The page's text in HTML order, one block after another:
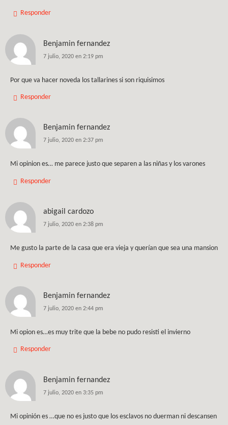
Responder
Benjamin fernandez
7 julio, 2020 en 2:19 pm
Por que va hacer noveda los tallarines si son riquisimos
Responder
Benjamin fernandez
7 julio, 2020 en 2:37 pm
Mi opinion es… me parece justo que separen a las niñas y los varones
Responder
abigail cardozo
7 julio, 2020 en 2:38 pm
Me gusto la parte de la casa que era vieja y querían que sea una mansion
Responder
Benjamin fernandez
7 julio, 2020 en 2:44 pm
Mi opion es…es muy trite que la bebe no pudo resisti el invierno
Responder
Benjamin fernandez
7 julio, 2020 en 3:35 pm
Mi opinión es …que no es justo que los esclavos no duerman ni descansen